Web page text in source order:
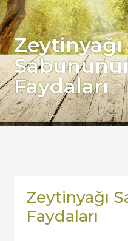
Zeytinyağı
Faydaları
Zeytinyağı
Faydaları